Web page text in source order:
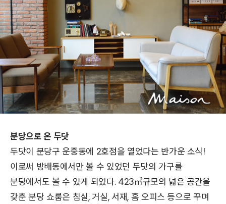
분당으로 온 두닷
두닷이 분당구 운중동에 2호점을 열었다는 반가운 소식!
이로써 방배동에서만 볼 수 있었던 두닷의 가구를
분당에서도 볼 수 있게 되었다. 423㎡규모의 넓은 공간을
갖춘 분당 쇼룸은 침실, 거실, 서재, 홈 오피스 등으로 꾸며